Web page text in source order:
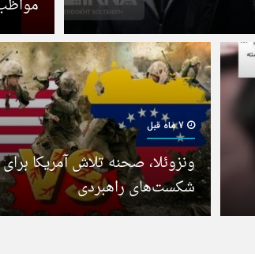
7 ماه قبل
ونزوئلا، صحنه تلاش آمریکا
شکست‌های راهبردی